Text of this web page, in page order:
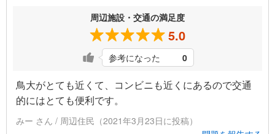
周辺施設・交通の満足度
5.0
参考になった 0
鳥大がとても近くて、コンビニも近くにあるので交通
的にはとても便利です。
みー さん / 周辺住民（2021年3月23日に投稿）